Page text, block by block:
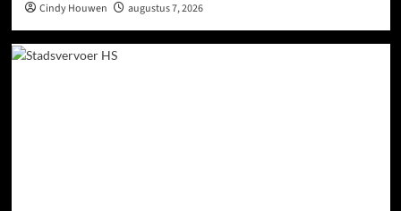
Cindy Houwen augustus 7, 2026